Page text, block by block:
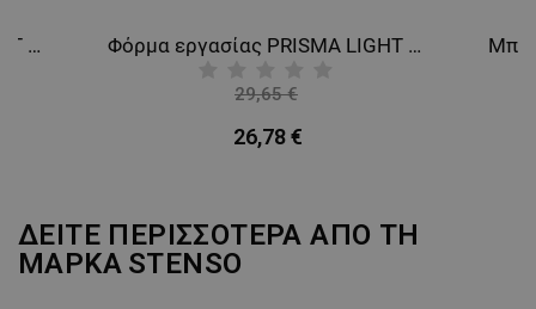
Φόρμα εργασίας PRISMA LIGHT STRETCH GREY/ORANGE Φόρμα εργασίας PRISMA LIGHT STRETCH GREY/GREEN
29,65 €
26,78 €
ΔΕΙΤΕ ΠΕΡΙΣΣΟΤΕΡΑ ΑΠΟ ΤΗ
ΜΑΡΚΑ STENSO